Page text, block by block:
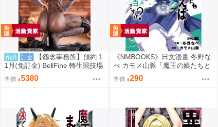
預購 訂金
【怨念事務所】預約 1
1月(免訂金) BellFine 轉生競技場
瑪爾 巴洛克 1/6 0830
售價 5380
《NMBOOKS》日文漫畫 冬野な
べ カモメ山脈「魔王の娘たちと
まぐわえば強くなれるって本当
ですか？ (7)」
售價 290